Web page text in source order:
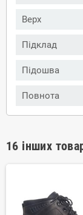
Верх
Підклад
Підошва
Повнота
16 інших